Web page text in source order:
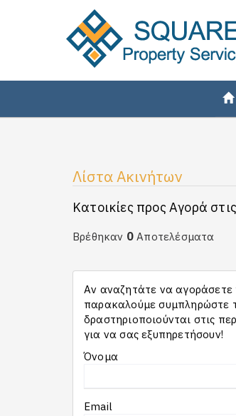
Λίστα Ακινήτων
Κατοικίες προς Αγορά
Βρέθηκαν 0 Αποτελέσματα
Αν αναζητάτε να αγοράσετε
παρακαλούμε συμπληρώστε
δραστηριοποιούνται στις
για να σας εξυπηρετήσουν!
Όνομα
Email